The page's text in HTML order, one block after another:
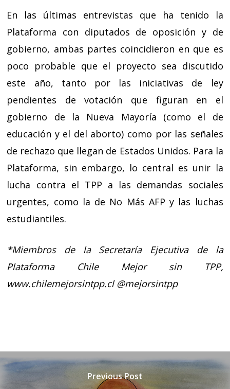
En las últimas entrevistas que ha tenido la
Plataforma con diputados de oposición y de
gobierno, ambas partes coincidieron en que es
poco probable que el proyecto sea discutido
este año, tanto por las iniciativas de ley
pendientes de votación que figuran en el
gobierno de la Nueva Mayoría (como el de
educación y el del aborto) como por las señales
de rechazo que llegan de Estados Unidos. Para la
Plataforma, sin embargo, lo central es unir la
lucha contra el TPP a las demandas sociales
urgentes, como la de No Más AFP y las luchas
estudiantiles.
*Miembros de la Secretaría Ejecutiva de la
Plataforma Chile Mejor sin TPP,
www.chilemejorsintpp.cl @mejorsintpp
Previous Post